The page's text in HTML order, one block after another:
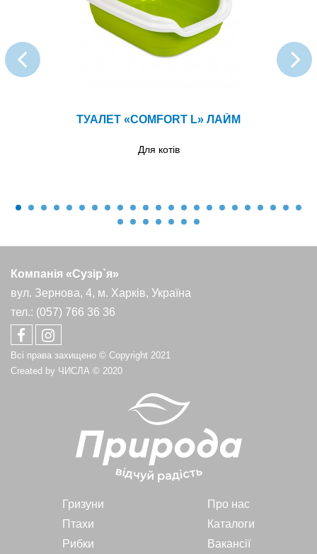
ТУАЛЕТ «COMFORT L» ЛАЙМ
Для котів
Компанія «Сузір`я»
вул. Зернова, 4, м. Харків, Україна
тел.: (057) 766 36 36
Всі права захищено © Copyright 2021
Created by ЧИСЛА © 2020
Гризуни
Птахи
Рибки
Про нас
Каталоги
Вакансії